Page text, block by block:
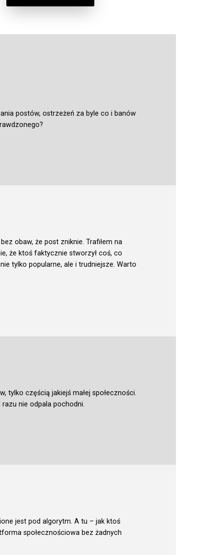
postów, ostrzeżeń za byle co i banów
obaw, że post zniknie. Trafiłem na
że ktoś faktycznie stworzył coś, co
tylko popularne, ale i trudniejsze. Warto
tylko częścią jakiejś małej społeczności.
nie odpala pochodni.
jest pod algorytm. A tu – jak ktoś
społecznościowa bez żadnych